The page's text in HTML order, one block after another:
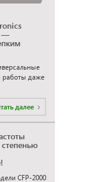
—
работы даже
далее
CFP-2000